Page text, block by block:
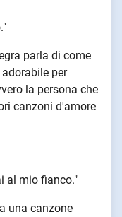
parla di come
per
la persona che
canzoni d'amore
al mio fianco."
una canzone